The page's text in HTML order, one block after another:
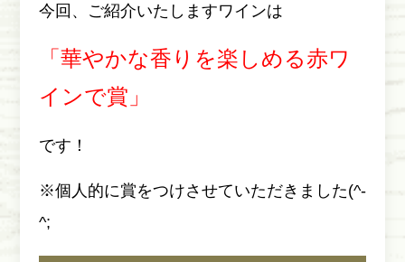
今回、ご紹介いたしますワインは
「華やかな香りを楽しめる赤ワ
インで賞」
です！
※個人的に賞をつけさせていただきました(^-
^;